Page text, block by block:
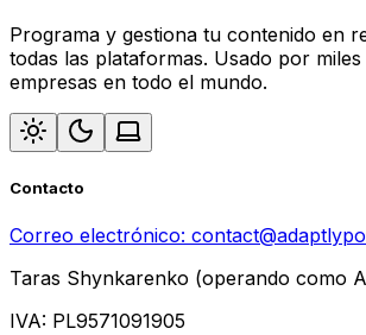
Programa y gestiona tu contenido en
todas las plataformas. Usado por
empresas en todo el mundo.
Contacto
Correo electrónico:
Taras Shynkarenko (operando como
IVA: PL9571091905